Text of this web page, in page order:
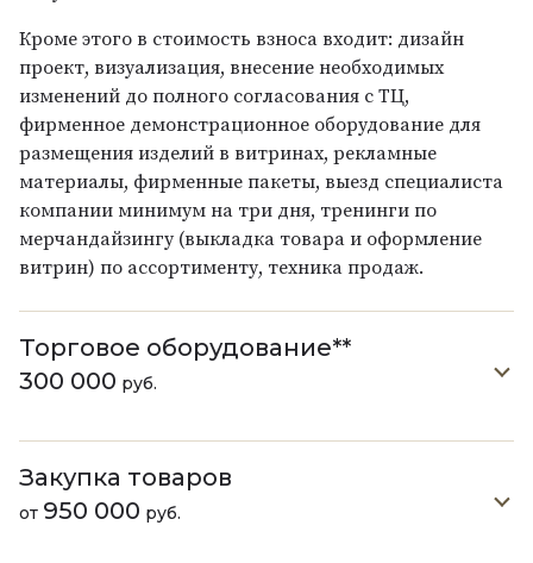
Кроме этого в стоимость взноса входит: дизайн
проект, визуализация, внесение необходимых
изменений до полного согласования с ТЦ,
фирменное демонстрационное оборудование для
размещения изделий в витринах, рекламные
материалы, фирменные пакеты, выезд специалиста
компании минимум на три дня, тренинги по
мерчандайзингу (выкладка товара и оформление
витрин) по ассортименту, техника продаж.
Торговое оборудование**
300 000 руб.
Закупка товаров
от 950 000 руб.